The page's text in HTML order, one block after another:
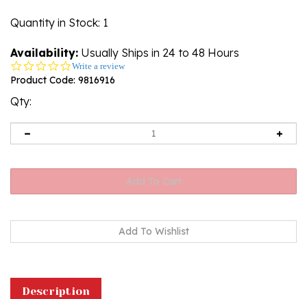
Quantity in Stock: 1
Availability: Usually Ships in 24 to 48 Hours
0.0
star
Write a review
Product Code: 9816916
Qty: